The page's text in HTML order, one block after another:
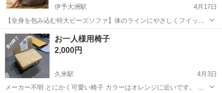
伊予大洲駅
4月17日
【全身を包み込む特大ビーズソファ】体のラインにやさしくフイット
し、全身をふんわり包み込む特大ビーズソファです。 どんな姿勢でも
自然にくつろぐことができ、一人掛けソファとしてゆったりとお過ご
しいただけます。 【高品質EPS ...
愛媛 大洲市 伊予大洲駅 ソファ
お一人様用椅子
2,000円
久米駅
4月3日
メーカー不明 とにかく可愛い椅子 カラーはオレンジに近いです。 程